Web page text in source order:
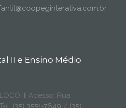
II e Ensino Médio
III Acesso: Rua
(35) 3551-7649 / (35)